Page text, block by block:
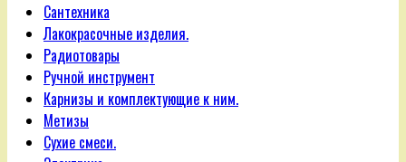
Сантехника
Лакокрасочные изделия.
Радиотовары
Ручной инструмент
Карнизы и комплектующие к ним.
Метизы
Сухие смеси.